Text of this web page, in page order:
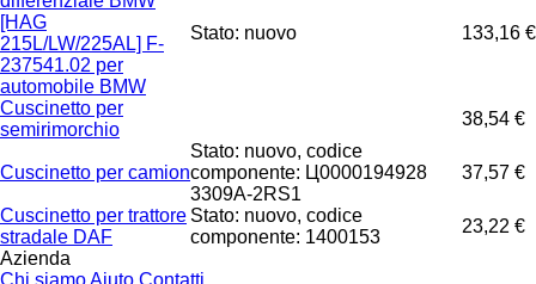
[HAG
215L/LW/225AL] F-
237541.02 per
automobile BMW
Stato: nuovo 133,16 €
Cuscinetto per
semirimorchio
38,54 €
Cuscinetto per camion
Stato: nuovo, codice
componente: Ц0000194928
3309A-2RS1
37,57 €
Cuscinetto per trattore
stradale DAF
Stato: nuovo, codice
componente: 1400153
23,22 €
Azienda
Chi siamoAiuto Contatti